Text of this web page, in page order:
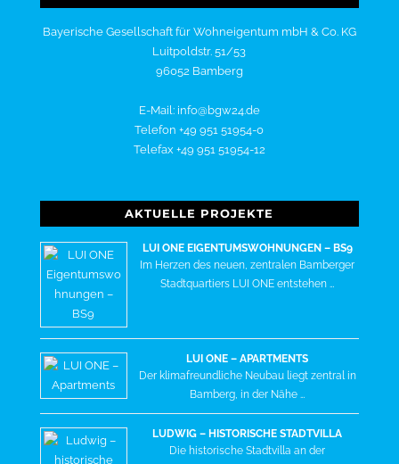
Bayerische Gesellschaft für Wohneigentum mbH & Co. KG
Luitpoldstr. 51/53
96052 Bamberg
E-Mail: info@bgw24.de
Telefon +49 951 51954-0
Telefax +49 951 51954-12
AKTUELLE PROJEKTE
LUI ONE EIGENTUMSWOHNUNGEN – BS9
Im Herzen des neuen, zentralen Bamberger
Stadtquartiers LUI ONE entstehen …
LUI ONE – APARTMENTS
Der klimafreundliche Neubau liegt zentral in
Bamberg, in der Nähe …
LUDWIG – HISTORISCHE STADTVILLA
Die historische Stadtvilla an der